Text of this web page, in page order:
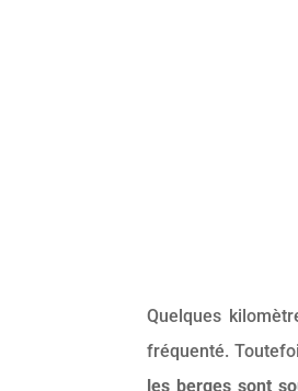
Quelques
fréquenté.
les berges sont